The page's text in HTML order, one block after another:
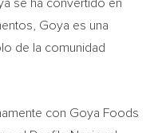
se ha convertido en
Goya es una
de la comunidad
con Goya Foods